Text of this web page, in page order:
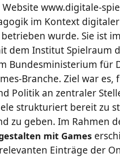
www.digitale-
im Kontext
wurde. Sie ist
dem Institut Spielraum
Bundesministerium für
Branche. Ziel war
Politik an zentraler
strukturiert bereit zu
zu geben. Im Rahmen
mit Games
Einträge der